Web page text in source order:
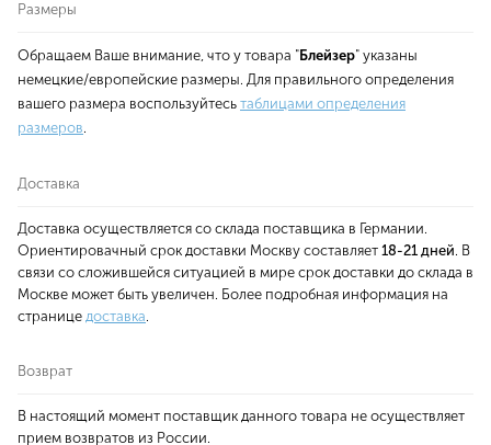
Размеры
Обращаем Ваше внимание, что у товара "Блейзер" указаны
немецкие/европейские размеры. Для правильного определения
вашего размера воспользуйтесь таблицами определения
размеров.
Доставка
Доставка осуществляется со склада поставщика в Германии.
Ориентировачный срок доставки Москву составляет 18-21 дней. В
связи со сложившейся ситуацией в мире срок доставки до склада в
Москве может быть увеличен. Более подробная информация на
странице доставка.
Возврат
В настоящий момент поставщик данного товара не осуществляет
прием возвратов из России.